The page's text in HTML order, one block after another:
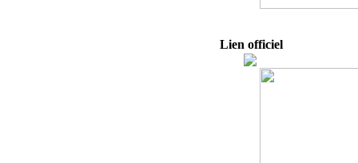
Lien officiel